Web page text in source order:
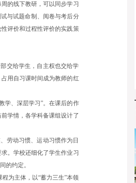
的线下教研，可以同步学习
与试题命制、阅卷与考后分
评价和过程性评价的实践策
交给学生，自主权也交给学
用自习课时间成为教师的红
学、深层学习”。在课后的作
学情，各学科备课组设计了
劳动习惯、运动习惯作为日
。学校还细化了学生作业习
的约定。
为主体，以“蓄力三生”本领